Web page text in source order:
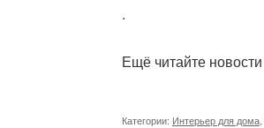
.
Ещё читайте
Категории: Интерьер для дома